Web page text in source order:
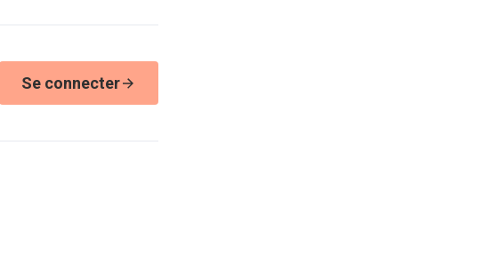
Se connecter